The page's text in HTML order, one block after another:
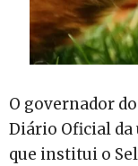
O governador
Diário Oficial da
que institui o